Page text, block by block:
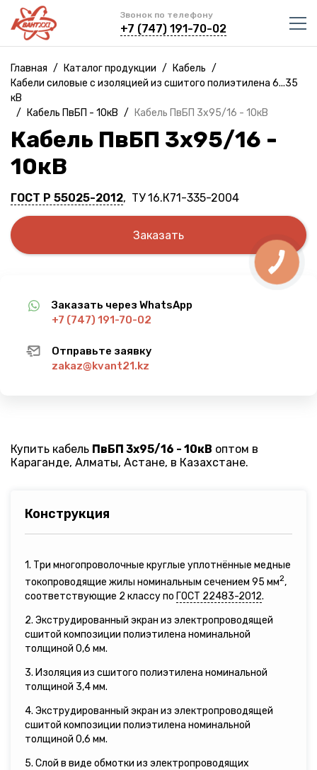
Звонок по телефону
+7 (747) 191-70-02
Главная / Каталог продукции / Кабель /
Кабели силовые с изоляцией из сшитого полиэтилена 6...35
кВ
/
Кабель ПвБП - 10кВ / Кабель ПвБП 3х95/16 - 10кВ
Кабель ПвБП 3х95/16 -
10кВ
ГОСТ Р 55025-2012, ТУ 16.К71-335-2004
Заказать
Заказать через WhatsApp
+7 (747) 191-70-02
Отправьте заявку
zakaz@kvant21.kz
Купить кабель ПвБП 3х95/16 - 10кВ оптом в
Караганде, Алматы, Астане, в Казахстане.
Конструкция
1. Три многопроволочные круглые уплотнённые медные
токопроводящие жилы номинальным сечением 95 мм2,
соответствующие 2 классу по ГОСТ 22483-2012.
2. Экструдированный экран из электропроводящей
сшитой композиции полиэтилена номинальной
толщиной 0,6 мм.
3. Изоляция из сшитого полиэтилена номинальной
толщиной 3,4 мм.
4. Экструдированный экран из электропроводящей
сшитой композиции полиэтилена номинальной
толщиной 0,6 мм.
5. Слой в виде обмотки из электропроводящих